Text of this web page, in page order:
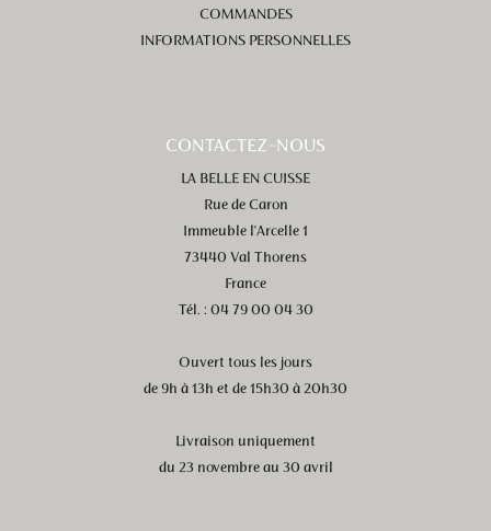
COMMANDES
INFORMATIONS PERSONNELLES
CONTACTEZ-NOUS
LA BELLE EN CUISSE
Rue de Caron
Immeuble l'Arcelle 1
73440 Val Thorens
France
Tél. : 04 79 00 04 30
Ouvert tous les jours
de 9h à 13h et de 15h30 à 20h30
Livraison uniquement
du 23 novembre au 30 avril